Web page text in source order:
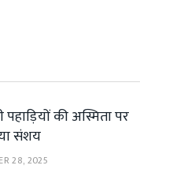
पहाड़ियों की अस्मिता पर
संशय
28, 2025